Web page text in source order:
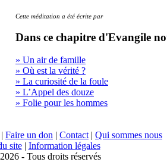
Cette méditation a été écrite par
Dans ce chapitre d'Evangile
» Un air de famille
» Où est la vérité ?
» La curiosité de la foule
» L’Appel des douze
» Folie pour les hommes
| Faire un don | Contact | Qui sommes nous
site| Information légales
- Tous droits réservés